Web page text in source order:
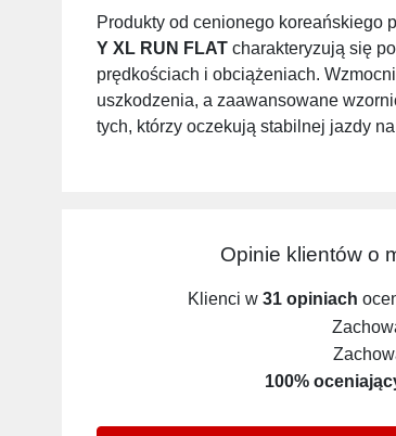
Produkty od cenionego koreańskiego
Y XL RUN FLAT charakteryzują się
prędkościach i obciążeniach.
uszkodzenia, a zaawansowane
tych, którzy oczekują stabilnej jazdy
Opinie klientów o
Klienci w 31 opiniach
100%